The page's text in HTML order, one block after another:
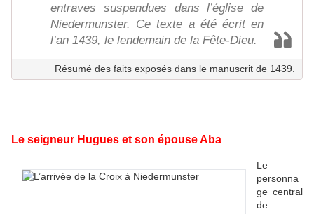
entraves suspendues dans l’église de
Niedermunster. Ce texte a été écrit en
l’an 1439, le lendemain de la Fête-Dieu.
Résumé des faits exposés dans le manuscrit de 1439.
Le seigneur Hugues et son épouse Aba
Le
personna
ge central
de